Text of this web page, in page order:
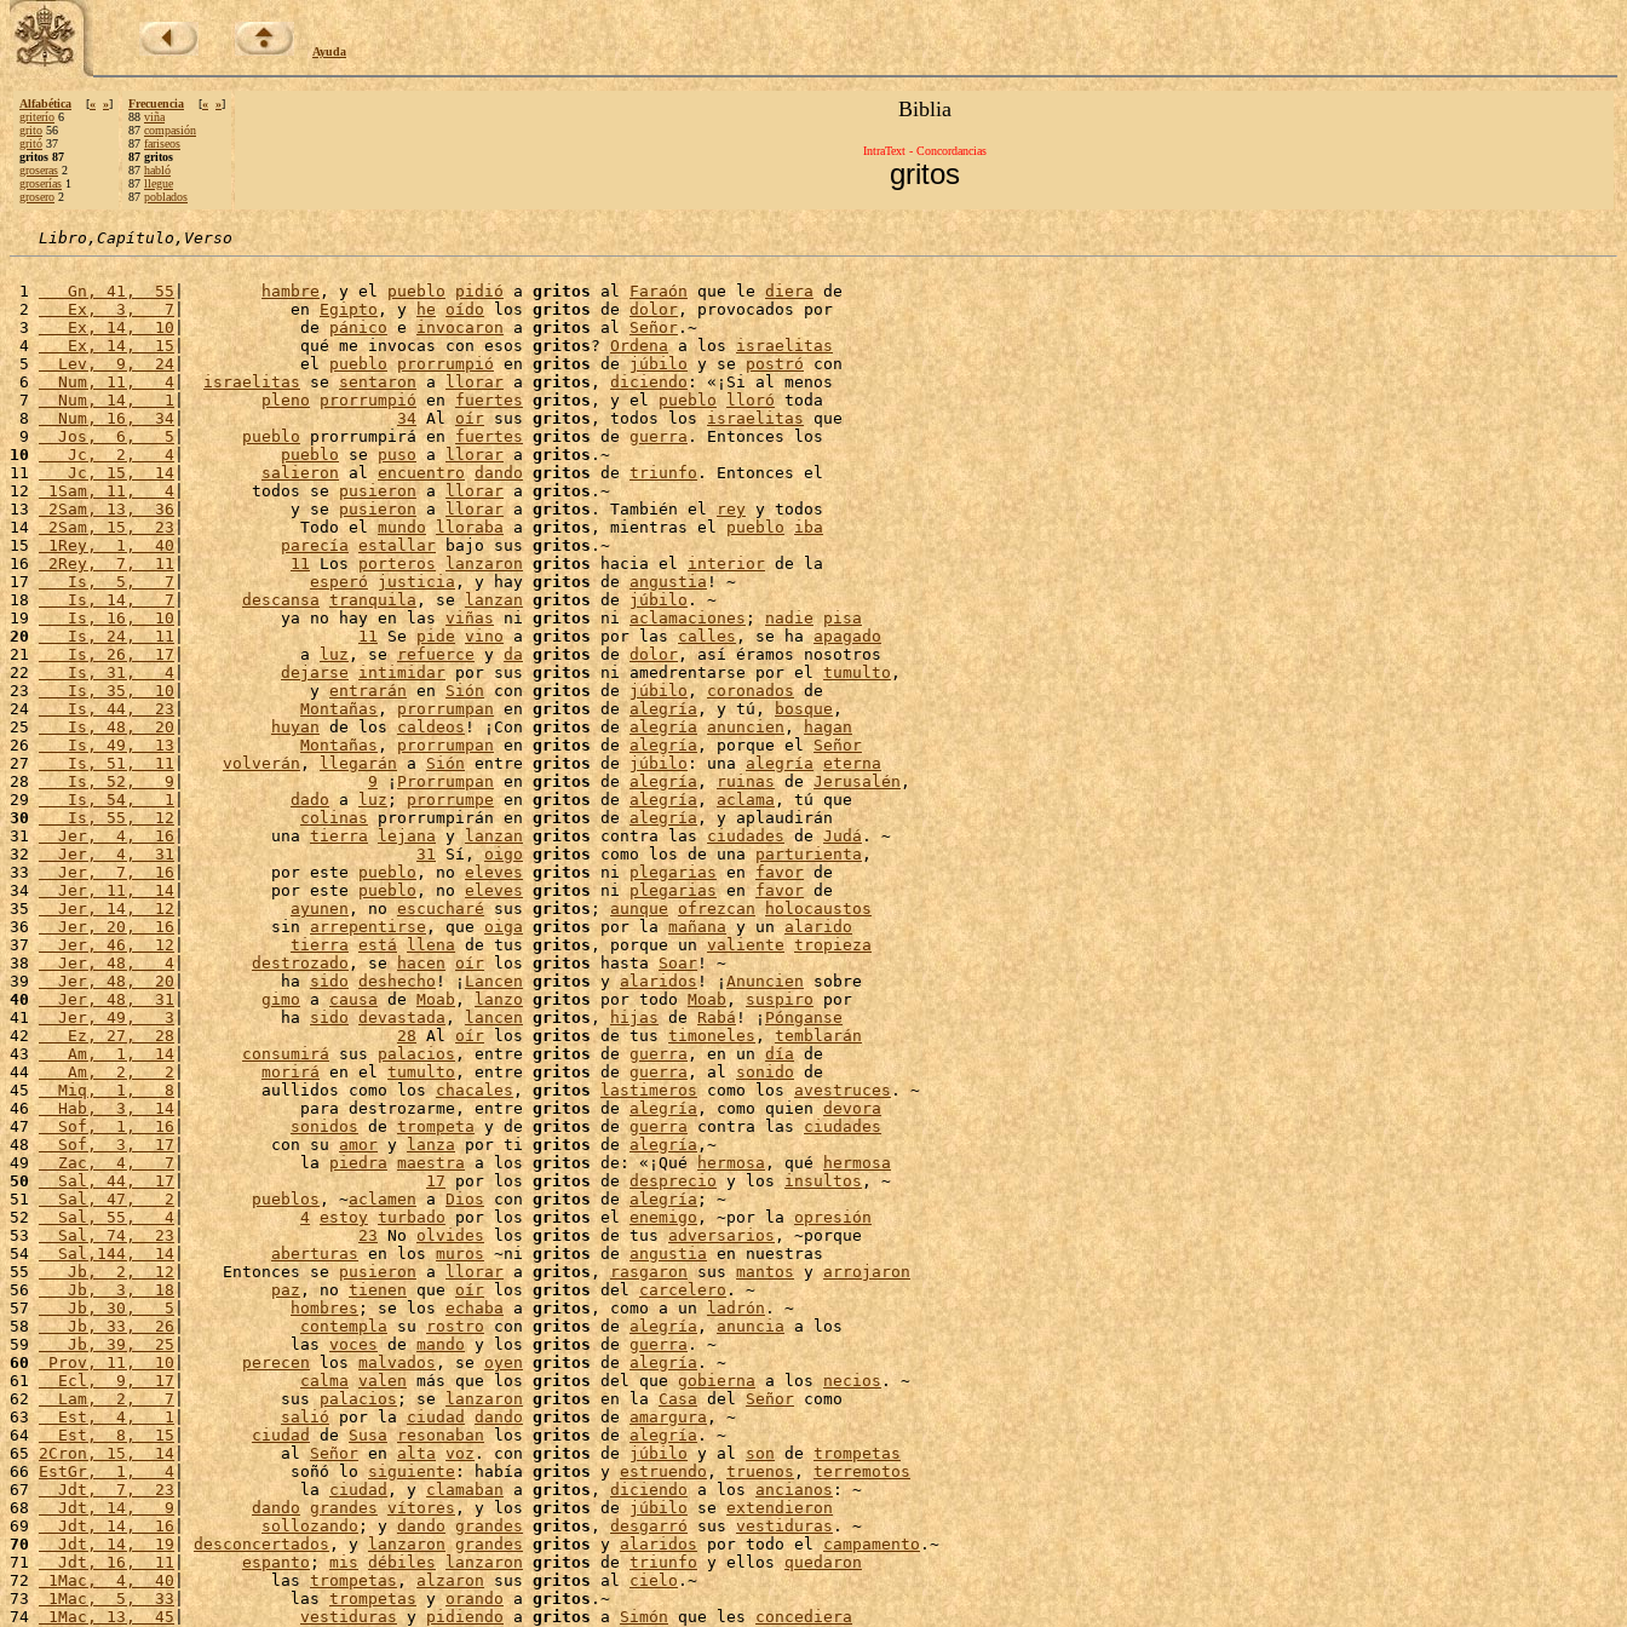
Ayuda
Alfabética [« »]
griterío 6
grito 56
gritó 37
gritos 87
groseras 2
groserías 1
grosero 2
Frecuencia [« »]
88 viña
87 compasión
87 fariseos
87 gritos
87 habló
87 llegue
87 poblados
Biblia
IntraText - Concordancias
gritos
Libro,Capítulo,Verso
1
   Gn, 41,  55
| hambre , y el pueblo pidió a gritos al Faraón que le diera de
2
   Ex,  3,   7
|           en Egipto, y he oído los gritos de dolor, provocados por
3
   Ex, 14,  10
|            de pánico e invocaron a gritos al Señor .~
4
   Ex, 14,  15
|            qué me invocas con esos gritos? Ordena a los israelitas
5
  Lev,  9,  24
|            el pueblo prorrumpió en gritos de júbilo y se postró con
6
  Num, 11,   4
| israelitas se sentaron a llorar a gritos , diciendo : «¡Si al menos
7
  Num, 14,   1
| pleno prorrumpió en fuertes gritos , y el pueblo lloró toda
8
  Num, 16,  34
| 34 Al oír sus gritos , todos los israelitas que
9
  Jos,  6,   5
| pueblo prorrumpirá en fuertes gritos de guerra
10
   Jc,  2,   4
| pueblo se puso a llorar a gritos .~
11
   Jc, 15,  14
| salieron al encuentro dando gritos de triunfo . Entonces el
12 1Sam, 11,   4 |       todos se pusieron a llorar a gritos .~
13
2Sam, 13,  36|           y se pusieron a llorar a gritos . También el rey y todos
14 2Sam, 15,  23 |            Todo el mundo lloraba a gritos, mientras el pueblo
iba
15 1Rey,  1,  40| parecía estallar bajo sus gritos .~
16
2Rey,  7,  11| 11 Los porteros lanzaron gritos hacia el interior de la
17
   Is,  5,   7
| esperó justicia , y hay gritos de angustia ! ~
18
   Is, 14,   7
| descansa tranquila , se lanzan gritos de júbilo . ~
19
   Is, 16,  10
|          ya no hay en las viñas ni gritos ni aclamaciones; nadie
pisa
20
   Is, 24,  11
| 11 Se pide vino a gritos por las calles, se ha apagado
21
   Is, 26,  17
|            a luz , se refuerce y da gritos de dolor , así éramos nosotros
22
   Is, 31,   4
| dejarse intimidar por sus gritos ni amedrentarse por el tumulto ,
23
   Is, 35,  10
|             y entrarán en Sión con gritos de júbilo , coronados de
24
   Is, 44,  23
| Montañas, prorrumpan en gritos de alegría , y tú, bosque ,
25
   Is, 48,  20
| huyan de los caldeos ! ¡Con gritos de alegría anuncien ,
hagan
26
   Is, 49,  13
| Montañas , prorrumpan en gritos de alegría , porque el Señor
27
   Is, 51,  11
| volverán , llegarán a Sión entre gritos de júbilo : una alegría eterna
28
   Is, 52,   9
| 9 ¡ Prorrumpan en gritos de alegría , ruinas de Jerusalén ,
29
   Is, 54,   1
| dado a luz ; prorrumpe en gritos de alegría , aclama
30
   Is, 55,  12
| colinas prorrumpirán en gritos de alegría, y aplaudirán
31
  Jer,  4,  16
|         una tierra lejana y lanzan gritos contra las ciudades de Judá. ~
32
  Jer,  4,  31
| 31 Sí, oigo gritos como los de una parturienta,
33
  Jer,  7,  16
|         por este pueblo , no eleves gritos ni plegarias en favor de
34
  Jer, 11,  14
|         por este pueblo, no eleves gritos ni plegarias en favor de
35
  Jer, 14,  12
| ayunen , no escucharé sus gritos; aunque ofrezcan
holocaustos
36
  Jer, 20,  16
|         sin arrepentirse, que oiga gritos por la mañana y un alarido
37
  Jer, 46,  12
| tierra está llena de tus gritos , porque un valiente tropieza
38
  Jer, 48,   4
| destrozado , se hacen oír los gritos hasta Soar! ~
39
  Jer, 48,  20
|          ha sido deshecho ! ¡Lancen gritos y alaridos! ¡ Anuncien
40
  Jer, 48,  31
| gimo a causa de Moab, lanzo gritos por todo Moab , suspiro por
41
  Jer, 49,   3
|          ha sido devastada , lancen gritos , hijas de Rabá ! ¡ Pónganse
42
   Ez, 27,  28
| 28 Al oír los gritos de tus timoneles , temblarán
43
   Am,  1,  14
| consumirá sus palacios , entre gritos de guerra , en un día de
44
   Am,  2,   2
| morirá en el tumulto , entre gritos de guerra , al sonido de
45
  Miq,  1,   8
|        aullidos como los chacales , gritos lastimeros como los avestruces . ~
46
  Hab,  3,  14
|            para destrozarme, entre gritos de alegría , como quien devora
47
  Sof,  1,  16
| sonidos de trompeta y de gritos de guerra contra las ciudades
48
  Sof,  3,  17
|         con su amor y lanza por ti gritos de alegría,~
49
  Zac,  4,   7
|            la piedra maestra a los gritos de: «¡Qué hermosa , qué hermosa
50
  Sal, 44,  17
| 17 por los gritos de desprecio y los insultos , ~
51
  Sal, 47,   2
| pueblos, ~aclamen a Dios con gritos de alegría ; ~
52
  Sal, 55,   4
| 4 estoy turbado por los gritos el enemigo , ~por la opresión
53
  Sal, 74,  23
| 23 No olvides los gritos de tus adversarios , ~porque
54
  Sal,144,  14
| aberturas en los muros ~ni gritos de angustia en nuestras
55
   Jb,  2,  12
|    Entonces se pusieron a llorar a gritos, rasgaron sus mantos y arrojaron
56
   Jb,  3,  18
| paz , no tienen que oír los gritos del carcelero . ~
57
   Jb, 30,   5
| hombres ; se los echaba a gritos , como a un ladrón. ~
58
   Jb, 33,  26
| contempla su rostro con gritos de alegría , anuncia a los
59
   Jb, 39,  25
|           las voces de mando y los gritos de guerra
60
Prov, 11,  10 | perecen los malvados , se oyen gritos de alegría . ~
61
  Ecl,  9,  17
| calma valen más que los gritos del que gobierna a los necios . ~
62
  Lam,  2,   7
|          sus palacios ; se lanzaron gritos en la Casa del Señor como
63
  Est,  4,   1
| salió por la ciudad dando gritos de amargura , ~
64
  Est,  8,  15
| ciudad de Susa resonaban los gritos de alegría. ~
65 2Cron, 15,  14|          al Señor en alta voz . con gritos de júbilo y al son de trompetas
66 EstGr,  1,   4|           soñó lo siguiente : había gritos y estruendo, truenos , terremotos
67
  Jdt,  7,  23
|            la ciudad , y clamaban a gritos , diciendo a los ancianos : ~
68
  Jdt, 14,   9
| dando grandes vítores , y los gritos de júbilo se extendieron
69
  Jdt, 14,  16
| sollozando ; y dando grandes gritos, desgarró sus vestiduras
70
  Jdt, 14,  19
| desconcertados , y lanzaron grandes gritos y alaridos por todo el campamento .~
71
  Jdt, 16,  11
| espanto ; mis débiles lanzaron gritos de triunfo y ellos quedaron
72
1Mac,  4,  40|         las trompetas , alzaron sus gritos al cielo .~
73 1Mac,  5,  33|           las trompetas y orando a gritos .~
74 1Mac, 13,  45| vestiduras y pidiendo a gritos a Simón que les concediera